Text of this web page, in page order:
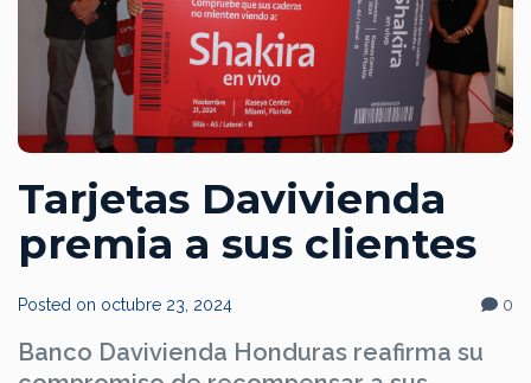
Tarjetas Davivienda
premia a sus clientes
Posted on octubre 23, 2024 0
Banco Davivienda Honduras reafirma su